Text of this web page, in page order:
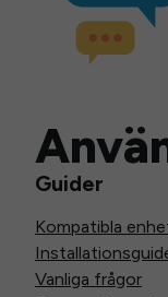
Guider
Kompatibla
Vanliga frågor